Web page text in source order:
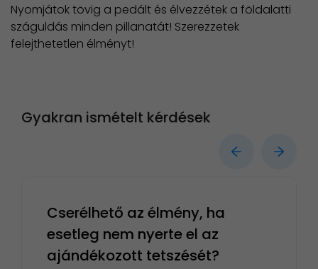
Nyomjátok tövig a pedált és élvezzétek a földalatti
száguldás minden pillanatát! Szerezzetek
felejthetetlen élményt!
Gyakran ismételt kérdések
Cserélhető az élmény, ha
esetleg nem nyerte el az
ajándékozott tetszését?